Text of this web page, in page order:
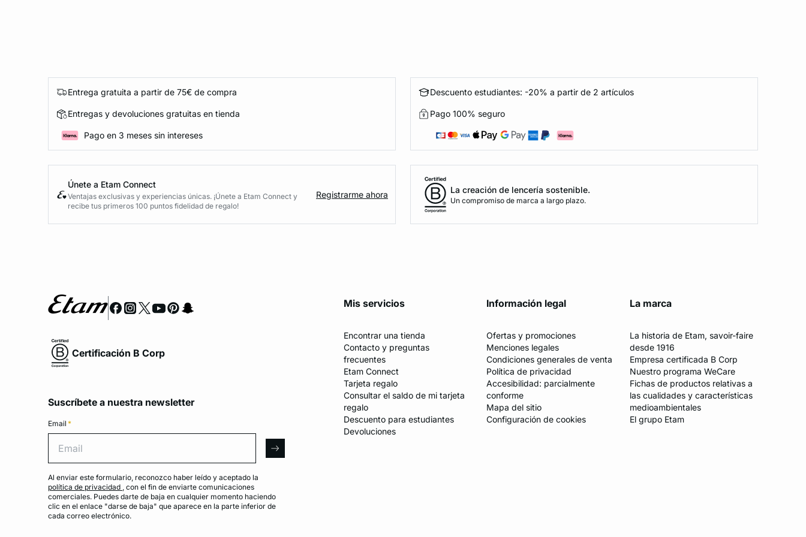
Entrega gratuita a partir de 75€ de compra
Entregas y devoluciones gratuitas en tienda
Pago en 3 meses sin intereses
Descuento estudiantes: -20% a partir de 2 artículos
Pago 100% seguro
Únete a Etam Connect
Ventajas exclusivas y experiencias únicas. ¡Únete a Etam Connect y
recibe tus primeros 100 puntos fidelidad de regalo!
Registrarme ahora La creación de lencería sostenible.
Un compromiso de marca a largo plazo.
Certificación B Corp
Suscríbete a nuestra newsletter
Email *
arrow
Al enviar este formulario, reconozco haber leído y aceptado la
política de privacidad , con el fin de enviarte comunicaciones
comerciales. Puedes darte de baja en cualquier momento haciendo
clic en el enlace "darse de baja" que aparece en la parte inferior de
cada correo electrónico.
Mis servicios
Encontrar una tienda
Contacto y preguntas
frecuentes
Etam Connect
Tarjeta regalo
Consultar el saldo de mi tarjeta
regalo
Descuento para estudiantes
Devoluciones
Información legal
Ofertas y promociones
Menciones legales
Condiciones generales de venta
Política de privacidad
Accesibilidad: parcialmente
conforme
Mapa del sitio
Configuración de cookies
La marca
La historia de Etam, savoir-faire
desde 1916
Empresa certificada B Corp
Nuestro programa WeCare
Fichas de productos relativas a
las cualidades y características
medioambientales
El grupo Etam